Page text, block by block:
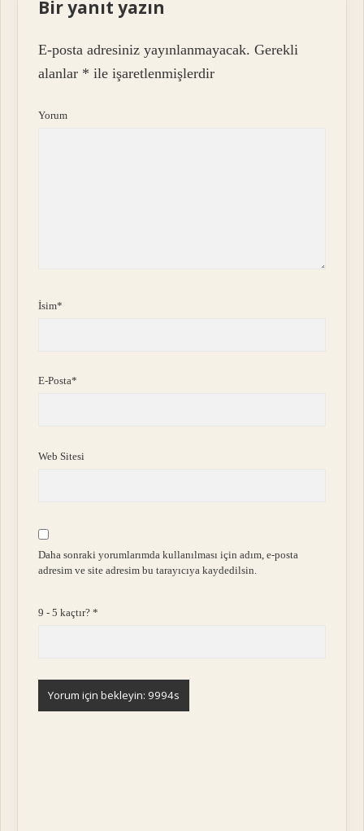
Bir yanıt yazın
E-posta adresiniz yayınlanmayacak. Gerekli
alanlar * ile işaretlenmişlerdir
Yorum
İsim*
E-Posta*
Web Sitesi
Daha sonraki yorumlarımda kullanılması için adım, e-posta
adresim ve site adresim bu tarayıcıya kaydedilsin.
9 - 5 kaçtır?*